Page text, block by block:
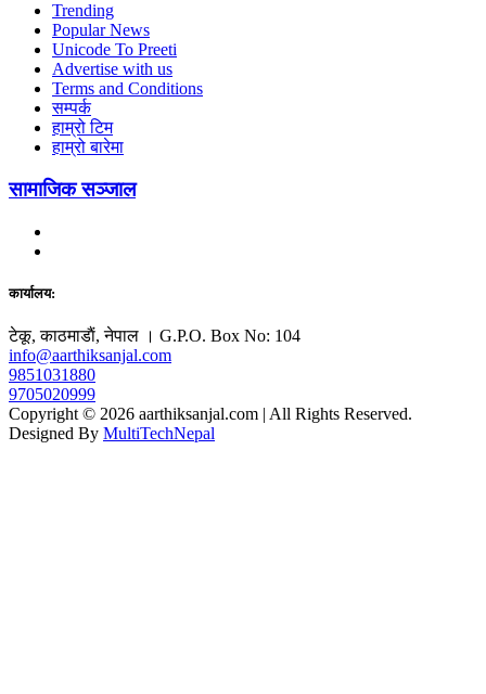
Trending
Popular News
Unicode To Preeti
Advertise with us
Terms and Conditions
सम्पर्क
हाम्रो टिम
हाम्रो बारेमा
सामाजिक सञ्जाल
कार्यालय:
टेकू, काठमाडाैं, नेपाल । G.P.O. Box No: 104
info@aarthiksanjal.com
9851031880
9705020999
Copyright © 2026 aarthiksanjal.com | All Rights Reserved.
Designed By MultiTechNepal